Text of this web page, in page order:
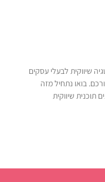
שיווקית לבעלי עסקים
בואו נתחיל מזה
תוכנית שיווקית